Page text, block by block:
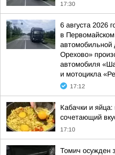
17:30
6 августа 2026
в
автомобильной
Орехово»
автомобиля
и мотоцикла
17:12
Кабачки и
сочетающий
17:10
Томич осужден